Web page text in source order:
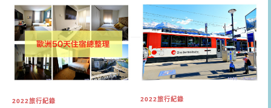
2022旅行紀錄 2022旅行紀錄